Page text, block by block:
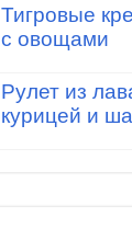
Тигровые
с овощами
Рулет из
курицей и